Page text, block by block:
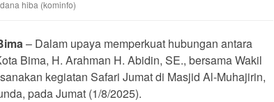
hiba (kominfo)
– Dalam upaya memperkuat hubungan antara
Bima, H. Arahman H. Abidin, SE., bersama Wakil
kegiatan Safari Jumat di Masjid Al-Muhajirin,
pada Jumat (1/8/2025).